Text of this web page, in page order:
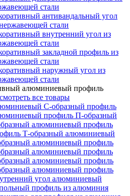
стали
антивандальный угол
стали
внутренний угол из
стали
закладной профиль из
стали
наружный угол из
стали
алюминиевый профиль
все товары
С-образный профиль
профиль П-образный
алюминиевый профиль
Т-образный алюминиевый
алюминиевый профиль
алюминиевый профиль
алюминиевый профиль
алюминиевый профиль
угол алюминиевый
профиль из алюминия